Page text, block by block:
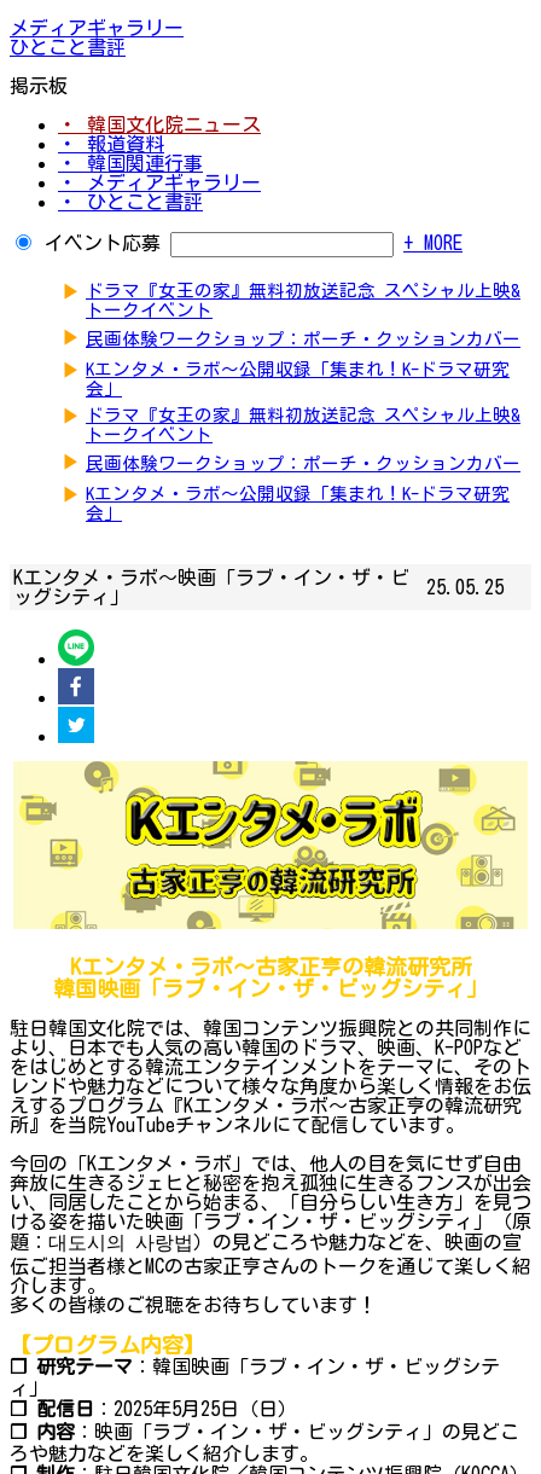
メディアギャラリー
ひとこと書評
掲示板
・ 韓国文化院ニュース
・ 報道資料
・ 韓国関連行事
・ メディアギャラリー
・ ひとこと書評
イベント応募 + MORE
▶
ドラマ『女王の家』無料初放送記念 スペシャル上映&
トークイベント
▶ 民画体験ワークショップ：ポーチ・クッションカバー
▶ Kエンタメ・ラボ～公開収録「集まれ！K-ドラマ研究
会」
▶
ドラマ『女王の家』無料初放送記念 スペシャル上映&
トークイベント
▶ 民画体験ワークショップ：ポーチ・クッションカバー
▶ Kエンタメ・ラボ～公開収録「集まれ！K-ドラマ研究
会」
Kエンタメ・ラボ～映画「ラブ・イン・ザ・ビ
ッグシティ」
25.05.25
Kエンタメ・ラボ～古家正亨の韓流研究所
韓国映画「ラブ・イン・ザ・ビッグシティ」
駐日韓国文化院では、韓国コンテンツ振興院との共同制作に
より、日本でも人気の高い韓国のドラマ、映画、K-POPなど
をはじめとする韓流エンタテインメントをテーマに、そのト
レンドや魅力などについて様々な角度から楽しく情報をお伝
えするプログラム『Kエンタメ・ラボ～古家正亨の韓流研究
所』を当院YouTubeチャンネルにて配信しています。
今回の「Kエンタメ・ラボ」では、他人の目を気にせず自由
奔放に生きるジェヒと秘密を抱え孤独に生きるフンスが出会
い、同居したことから始まる、「自分らしい生き方」を見つ
ける姿を描いた映画「ラブ・イン・ザ・ビッグシティ」（原
題：대도시의 사랑법）の見どころや魅力などを、映画の宣
伝ご担当者様とMCの古家正亨さんのトークを通じて楽しく紹
介します。
多くの皆様のご視聴をお待ちしています！
【プログラム内容】
❐ 研究テーマ ：韓国映画「ラブ・イン・ザ・ビッグシテ
ィ」
❐ 配信日
：2025年5月25日（日）
❐ 内容 ：映画「ラブ・イン・ザ・ビッグシティ」の見どこ
ろや魅力などを楽しく紹介します。